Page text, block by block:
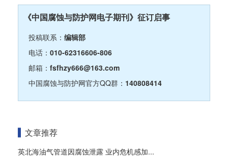
《中国腐蚀与防护网电子期刊》征订启事
投稿联系： 编辑部
电话： 010-62316606-806
邮箱： fsfhzy666@163.com
中国腐蚀与防护网官方QQ群： 140808414
文章推荐
英北海油气管道因腐蚀泄露 业内危机感加...